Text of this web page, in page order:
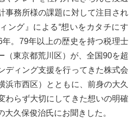
事務所様の課題に対して注目され
ング』による“想いをカタチにす
年。79年以上の歴史を持つ税理士
（東京都荒川区）が、全国90を超
ディング支援を行ってきた株式会
浜市西区）とともに、前身の大久
わらず大切にしてきた想いの明確
久保俊治氏にお聞きした。